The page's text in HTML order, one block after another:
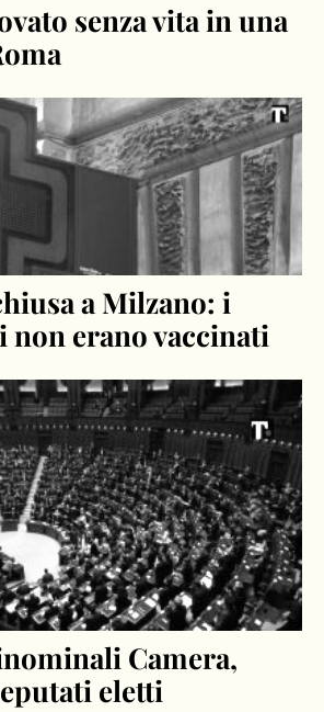
senza vita in una
a Milzano: i
erano vaccinati
Camera,
eletti